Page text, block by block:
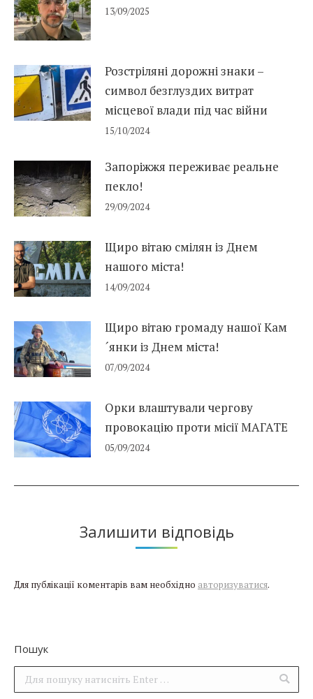
13/09/2025
Розстріляні дорожні знаки –
символ безглуздих витрат
місцевої влади під час війни
15/10/2024
Запоріжжя переживає реальне
пекло!
29/09/2024
Щиро вітаю смілян із Днем
нашого міста!
14/09/2024
Щиро вітаю громаду нашої Кам
´янки із Днем міста!
07/09/2024
Орки влаштували чергову
провокацію проти місії МАГАТЕ
05/09/2024
Залишити відповідь
Для публікації коментарів вам необхідно авторизуватися.
Пошук
Поиск: